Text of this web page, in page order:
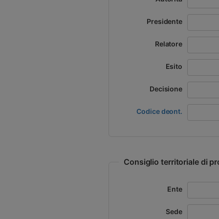
Presidente
Relatore
Esito
Decisione
Codice deont.
Consiglio territoriale di
Ente
Sede